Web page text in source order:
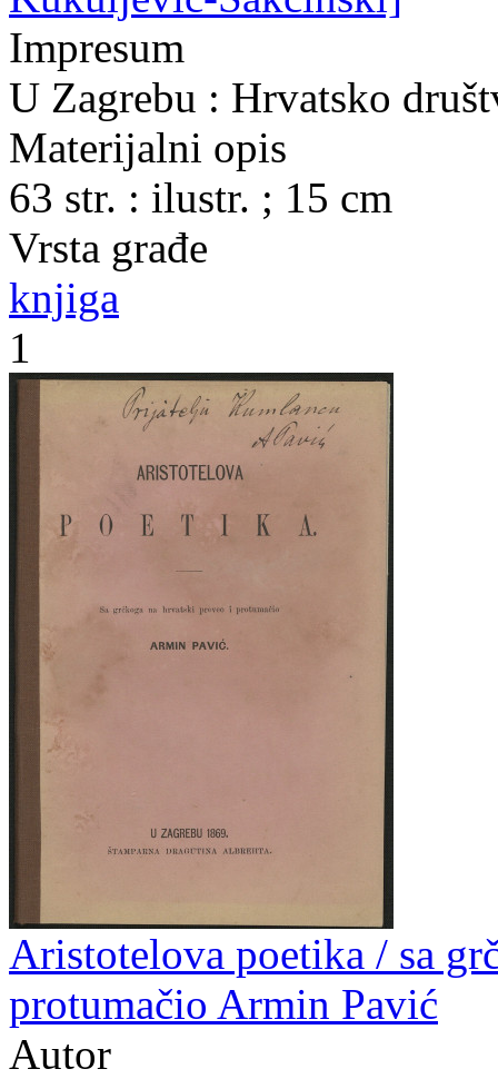
Impresum
U Zagrebu : Hrvatsko
Materijalni opis
63 str. : ilustr. ; 15 cm
Vrsta građe
knjiga
1
Aristotelova poetika / sa
protumačio Armin Pavić
Autor